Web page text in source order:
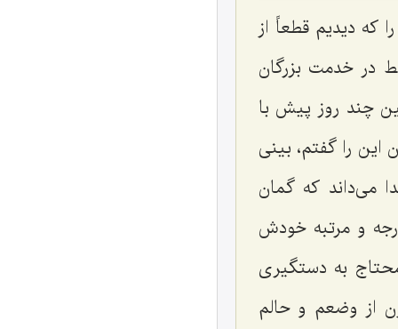
که دیدیم قطعاً از
در خدمت بزرگان
چند روز پیش با
را گفتم، بینی
می‌داند که گمان
و مرتبه خودش
به دستگیری
از وضعم و حالم